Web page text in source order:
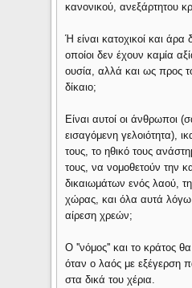
κανονικού, ανεξάρτητου
Ή είναι κατοχικοί και άρα
οποίοι δεν έχουν καμία
ουσία, αλλά και ως προς
δίκαιο;
Είναι αυτοί οι άνθρωποι
εισαγόμενη γελοιότητα),
τους, το ηθικό τους
τους, να νομοθετούν την
δικαιωμάτων ενός λαού,
χώρας, και όλα αυτά
αίρεση χρεών;
Ο ''νόμος'' και το κράτος
όταν ο λαός με εξέγερση
στα δικά του χέρια.